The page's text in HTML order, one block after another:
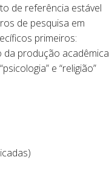
de referência estável
de pesquisa em
primeiros:
da produção acadêmica
e “religião”